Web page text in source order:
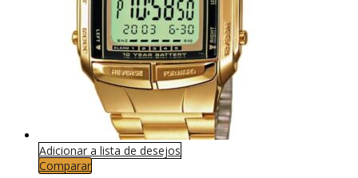
Adicionar a lista de desejos
Comparar